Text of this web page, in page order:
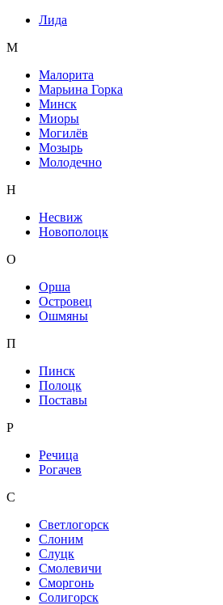
Лида
М
Малорита
Марьина Горка
Минск
Миоры
Могилёв
Мозырь
Молодечно
Н
Несвиж
Новополоцк
О
Орша
Островец
Ошмяны
П
Пинск
Полоцк
Поставы
Р
Речица
Рогачев
С
Светлогорск
Слоним
Слуцк
Смолевичи
Сморгонь
Солигорск